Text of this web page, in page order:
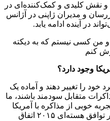
نقش کلیدی و کمک‌کننده‌ای در
و مدیران ژاپنی در آژانس
در آینده ادامه یابد.
وجود دارد؟
خود را تغییر دهند و آماده یک
متقابل سودمند باشند، ما
خوبی از مذاکره با آمریکا
توافق هسته‌ای
اتفاق